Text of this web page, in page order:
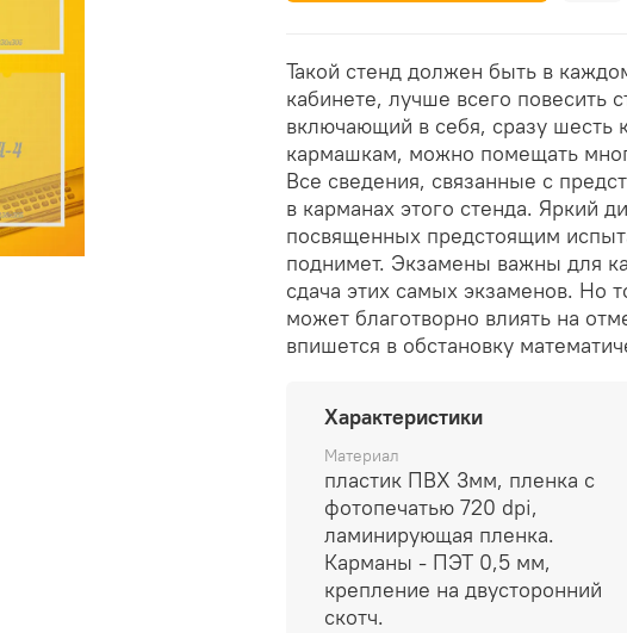
Такой стенд должен быть в
кабинете, лучше всего повесить
включающий в себя, сразу шесть
кармашкам, можно помещать
Все сведения, связанные с
в карманах этого стенда. Яркий
посвященных предстоящим
поднимет. Экзамены важны для
сдача этих самых экзаменов. Но
может благотворно влиять на
впишется в обстановку
Характеристики
Материал
пластик ПВХ 3мм, пленка с
фотопечатью 720 dpi,
ламинирующая пленка.
Карманы - ПЭТ 0,5 мм,
крепление на двусторонний
скотч.